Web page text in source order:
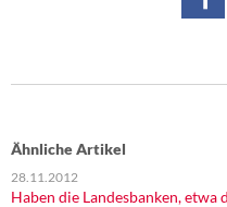
Ähnliche Artikel
28.11.2012
Haben die Landesbanken,